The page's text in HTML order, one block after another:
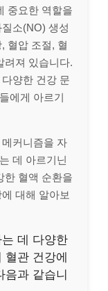
중요한 역할을
소(NO) 생성
혈압 조절, 혈
려져 있습니다.
양한 건강 문
에게 아르기
커니즘을 자
데 아르기닌
한 혈액 순환을
대해 알아보
데 다양한
혈관 건강에
음과 같습니